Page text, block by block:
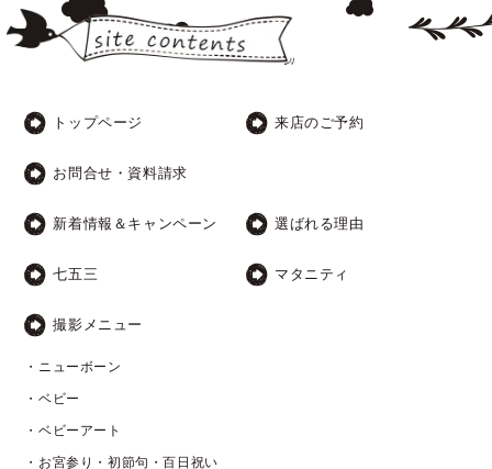
トップページ 来店のご予約
お問合せ・資料請求
新着情報＆キャンペーン 選ばれる理由
七五三 マタニティ
撮影メニュー
・ニューボーン
・ベビー
・ベビーアート
・お宮参り・初節句・百日祝い